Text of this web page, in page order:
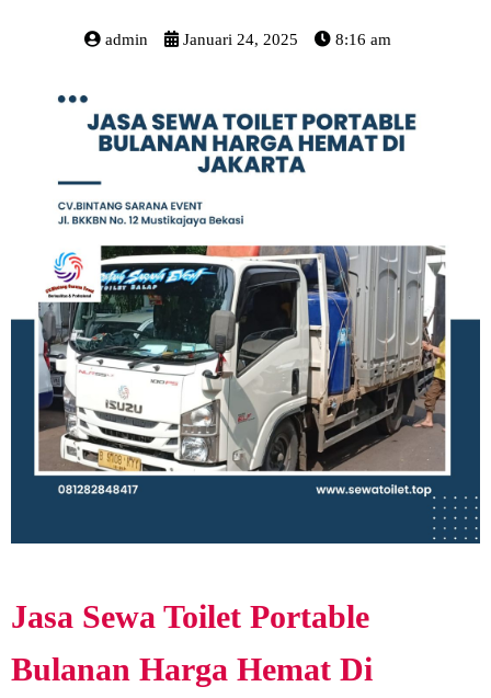
admin Januari 24, 2025 8:16 am
Jasa Sewa Toilet Portable
Bulanan Harga Hemat Di